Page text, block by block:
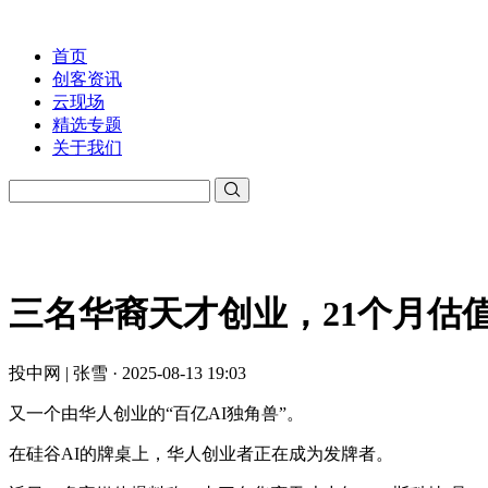
首页
创客资讯
云现场
精选专题
关于我们
三名华裔天才创业，21个月估
投中网 | 张雪 · 2025-08-13 19:03
又一个由华人创业的“百亿AI独角兽”。
在硅谷AI的牌桌上，华人创业者正在成为发牌者。